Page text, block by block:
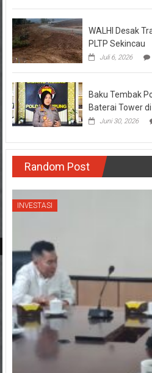
WALHI Desak
PLTP Sekincau
Juli 6, 2026
Baku Tembak
Baterai Tower
Juni 30, 2026
Random Post
INVESTASI